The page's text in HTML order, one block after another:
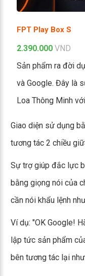
FPT Play Box S
2.390.000 VND
Sản phẩm ra đời
và Google. Đây là
Loa Thông Minh
Giao diện sử dụng
tương tác 2 chiều
Sự trợ giúp đắc lực
bằng giọng nói của
cần nói khẩu lệnh
Ví dụ: "OK Google!
lập tức sản phẩm
bên tương tác lại